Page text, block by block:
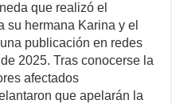
que realizó el
su hermana Karina y el
publicación en redes
2025. Tras conocerse la
afectados
que apelarán la